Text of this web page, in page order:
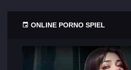
ONLINE PORNO SPIEL